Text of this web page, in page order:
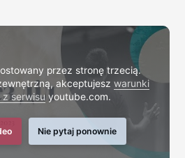
przez stronę trzecią.
akceptujesz warunki
serwisuyoutube.com.
Nie pytaj ponownie